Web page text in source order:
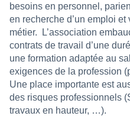
besoins en personnel,
en recherche d’un emploi
métier.
L’association
contrats de travail d’une
une formation adaptée au
exigences de la profession
Une place importante est
des risques professionnels
travaux en hauteur, …).